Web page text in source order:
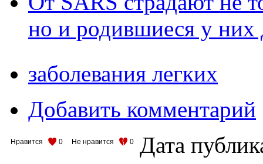
но и родившиеся у них
заболевания легких
Добавить комментарий
Нравится 0 Не нравится 0
Дата